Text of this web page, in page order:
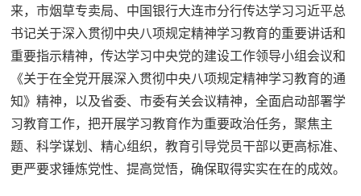
来，市烟草专卖局、中国银行大连市分行传达学习习近平总
书记关于深入贯彻中央八项规定精神学习教育的重要讲话和
重要指示精神，传达学习中央党的建设工作领导小组会议和
《关于在全党开展深入贯彻中央八项规定精神学习教育的通
知》精神，以及省委、市委有关会议精神，全面启动部署学
习教育工作，把开展学习教育作为重要政治任务，聚焦主
题、科学谋划、精心组织，教育引导党员干部以更高标准、
更严要求锤炼党性、提高觉悟，确保取得实实在在的成效。